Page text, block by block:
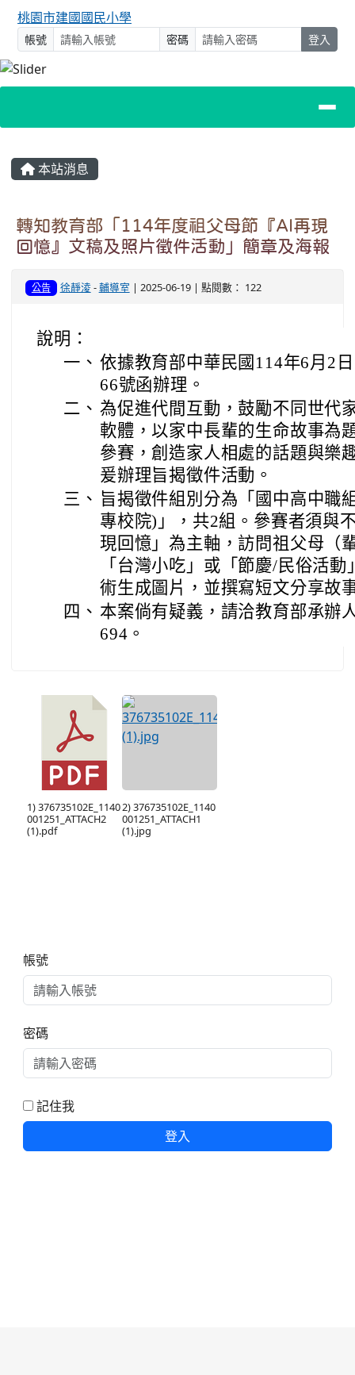
桃園市建國國民小學
帳號 密碼 登入
主內容區域
本站消息
轉知教育部「114年度祖父母節『AI再現
回憶』文稿及照片徵件活動」簡章及海報
公告 徐靜淩-輔導室 | 2025-06-19 | 點閱數： 122
說明：
一、 依據教育部中華民國114年6月2
66號函辦理。
二、 為促進代間互動，鼓勵不同世代
軟體，以家中長輩的生命故事為
參賽，創造家人相處的話題與樂
爰辦理旨揭徵件活動。
三、 旨揭徵件組別分為「國中高中職
專校院)」，共2組。參賽者須與
現回憶」為主軸，訪問祖父母（
「台灣小吃」或「節慶/民俗活
術生成圖片，並撰寫短文分享故
四、 本案倘有疑義，請洽教育部承辦
694。
1) 376735102E_1140
001251_ATTACH2
(1).pdf
2) 376735102E_1140
001251_ATTACH1
(1).jpg
帳號
密碼
記住我
登入